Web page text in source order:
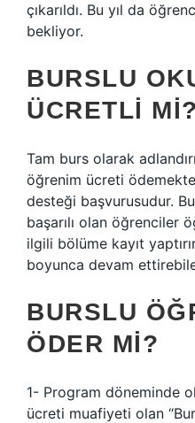
çıkarıldı. Bu yıl da
bekliyor.
BURSLU
ÜCRETLI MI?
Tam burs olarak
öğrenim ücreti
desteği başvurusudur.
başarılı olan öğrenciler
ilgili bölüme kayıt
boyunca devam
BURSLU
ÖDER MI?
1- Program döneminde
ücreti muafiyeti olan